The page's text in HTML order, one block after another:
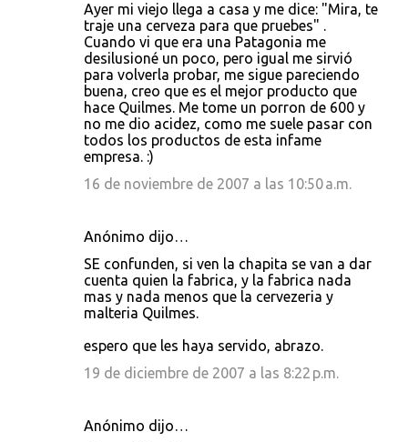
Ayer mi viejo llega a casa y me dice: "Mira, te
traje una cerveza para que pruebes" .
Cuando vi que era una Patagonia me
desilusioné un poco, pero igual me sirvió
para volverla probar, me sigue pareciendo
buena, creo que es el mejor producto que
hace Quilmes. Me tome un porron de 600 y
no me dio acidez, como me suele pasar con
todos los productos de esta infame
empresa. :)
16 de noviembre de 2007 a las 10:50 a.m.
Anónimo dijo…
SE confunden, si ven la chapita se van a dar
cuenta quien la fabrica, y la fabrica nada
mas y nada menos que la cervezeria y
malteria Quilmes.
espero que les haya servido, abrazo.
19 de diciembre de 2007 a las 8:22 p.m.
Anónimo dijo…